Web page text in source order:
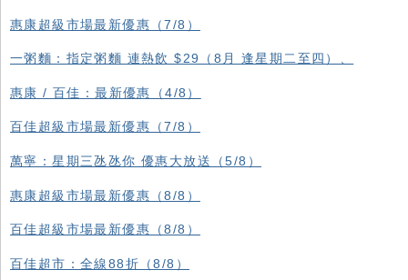
惠康超級市場最新優惠（7/8）
一粥麵：指定粥麵 連熱飲 $29（8月 逢星期二至四）、
惠康 / 百佳：最新優惠（4/8）
百佳超級市場最新優惠（7/8）
萬寧：星期三氹氹你 優惠大放送（5/8）
惠康超級市場最新優惠（8/8）
百佳超級市場最新優惠（8/8）
百佳超市：全線88折（8/8）